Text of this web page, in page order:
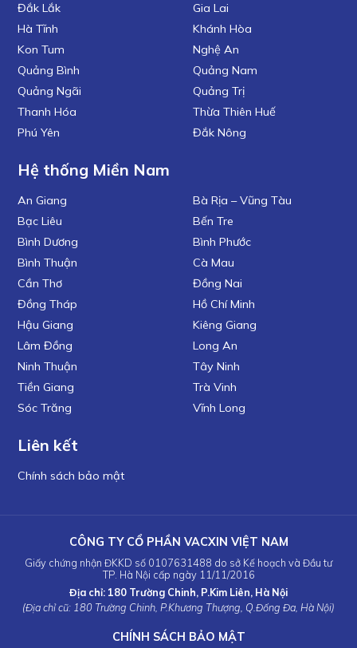
Đắk Lắk
Hà Tĩnh
Kon Tum
Quảng Bình
Quảng Ngãi
Thanh Hóa
Phú Yên
Gia Lai
Khánh Hòa
Nghệ An
Quảng Nam
Quảng Trị
Thừa Thiên Huế
Đắk Nông
Hệ thống Miền Nam
An Giang
Bạc Liêu
Bình Dương
Bình Thuận
Cần Thơ
Đồng Tháp
Hậu Giang
Lâm Đồng
Ninh Thuận
Tiền Giang
Sóc Trăng
Bà Rịa – Vũng Tàu
Bến Tre
Bình Phước
Cà Mau
Đồng Nai
Hồ Chí Minh
Kiêng Giang
Long An
Tây Ninh
Trà Vinh
Vĩnh Long
Liên kết
Chính sách bảo mật
CÔNG TY CỔ PHẦN VACXIN VIỆT NAM
Giấy chứng nhận ĐKKD số 0107631488 do sở Kế hoạch và Đầu tư
TP. Hà Nội cấp ngày 11/11/2016
Địa chỉ: 180 Trường Chinh, P.Kim Liên, Hà Nội
(Địa chỉ cũ: 180 Trường Chinh, P.Khương Thượng, Q.Đống Đa, Hà Nội)
CHÍNH SÁCH BẢO MẬT